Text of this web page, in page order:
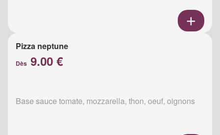
Pizza neptune
Dès 9.00 €
Base sauce tomate, mozzarella, thon, oeuf, oignons